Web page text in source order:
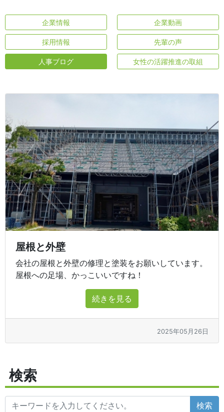
企業情報 企業動画
採用情報 先輩の声
人事ブログ 女性の活躍推進の取組
屋根と外壁
会社の屋根と外壁の修理と塗装をお願いしています。
屋根への足場、かっこいいですね！
続きを見る
2025年05月26日
検索
検索